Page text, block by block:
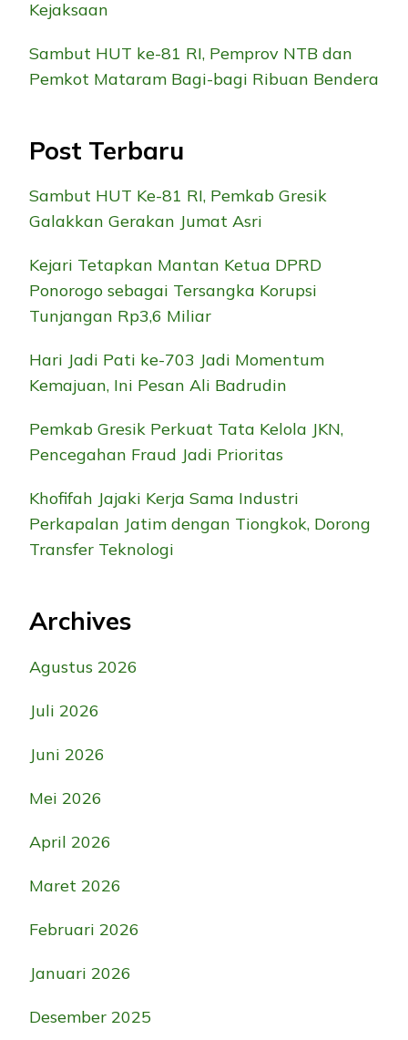
Kejaksaan
Sambut HUT ke-81 RI, Pemprov NTB dan
Pemkot Mataram Bagi-bagi Ribuan Bendera
Post Terbaru
Sambut HUT Ke-81 RI, Pemkab Gresik
Galakkan Gerakan Jumat Asri
Kejari Tetapkan Mantan Ketua DPRD
Ponorogo sebagai Tersangka Korupsi
Tunjangan Rp3,6 Miliar
Hari Jadi Pati ke-703 Jadi Momentum
Kemajuan, Ini Pesan Ali Badrudin
Pemkab Gresik Perkuat Tata Kelola JKN,
Pencegahan Fraud Jadi Prioritas
Khofifah Jajaki Kerja Sama Industri
Perkapalan Jatim dengan Tiongkok, Dorong
Transfer Teknologi
Archives
Agustus 2026
Juli 2026
Juni 2026
Mei 2026
April 2026
Maret 2026
Februari 2026
Januari 2026
Desember 2025